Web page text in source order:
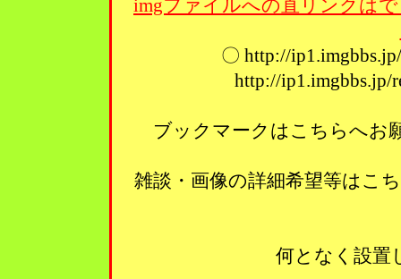
imgファイルへの直リンクは
〇 http://
http://
ブックマークはこちらへ
雑談・画像の詳細希望等は
何となく設